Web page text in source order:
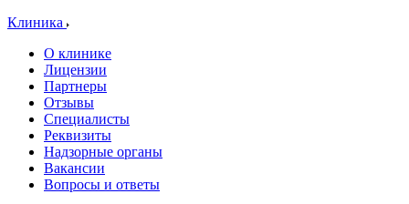
Клиника
О клинике
Лицензии
Партнеры
Отзывы
Специалисты
Реквизиты
Надзорные органы
Вакансии
Вопросы и ответы